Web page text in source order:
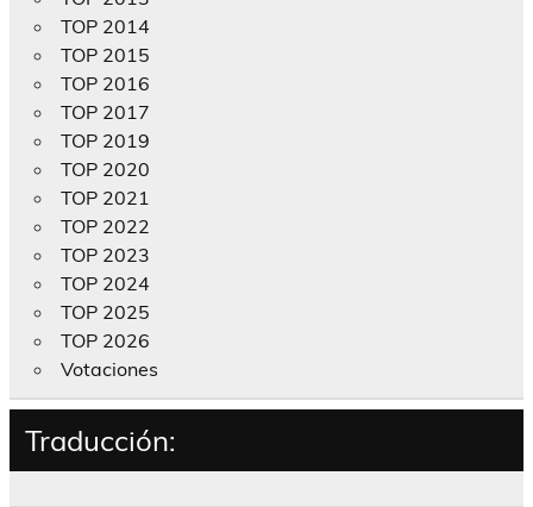
TOP 2014
TOP 2015
TOP 2016
TOP 2017
TOP 2019
TOP 2020
TOP 2021
TOP 2022
TOP 2023
TOP 2024
TOP 2025
TOP 2026
Votaciones
Traducción: